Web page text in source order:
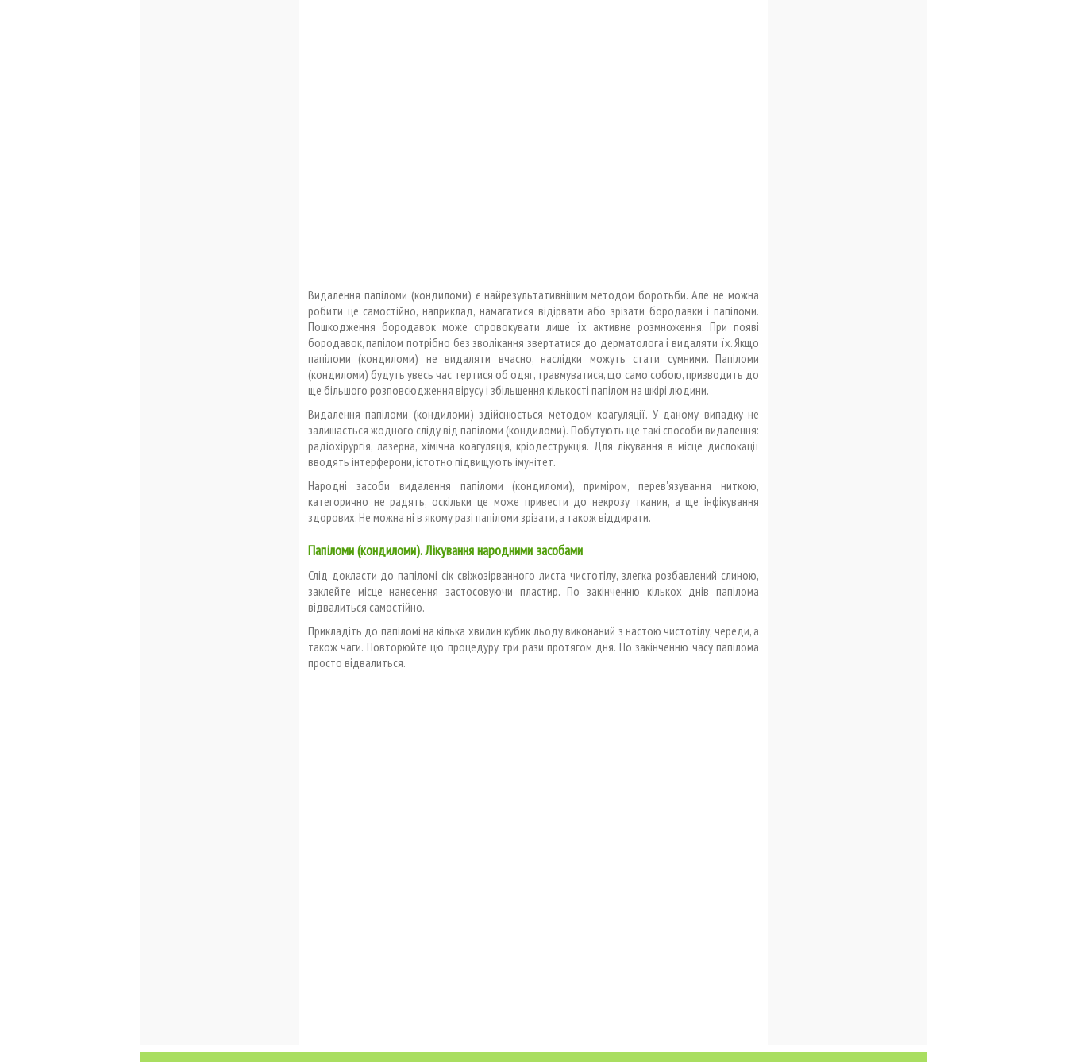
Видалення папіломи (кондиломи) є найрезультативнішим методом боротьби. Але не можна
робити це самостійно, наприклад, намагатися відірвати або зрізати бородавки і папіломи.
Пошкодження бородавок може спровокувати лише їх активне розмноження. При появі
бородавок, папілом потрібно без зволікання звертатися до дерматолога і видаляти їх. Якщо
папіломи (кондиломи) не видаляти вчасно, наслідки можуть стати сумними. Папіломи
(кондиломи) будуть увесь час тертися об одяг, травмуватися, що само собою, призводить до
ще більшого розповсюдження вірусу і збільшення кількості папілом на шкірі людини.
Видалення папіломи (кондиломи) здійснюється методом коагуляції. У даному випадку не
залишається жодного сліду від папіломи (кондиломи). Побутують ще такі способи видалення:
радіохірургія, лазерна, хімічна коагуляція, кріодеструкція. Для лікування в місце дислокації
вводять інтерферони, істотно підвищують імунітет.
Народні засоби видалення папіломи (кондиломи), приміром, перев'язування ниткою,
категорично не радять, оскільки це може привести до некрозу тканин, а ще інфікування
здорових. Не можна ні в якому разі папіломи зрізати, а також віддирати.
Папіломи (кондиломи). Лікування народними засобами
Слід докласти до папіломі сік свіжозірванного листа чистотілу, злегка розбавлений слиною,
заклейте місце нанесення застосовуючи пластир. По закінченню кількох днів папілома
відвалиться самостійно.
Прикладіть до папіломі на кілька хвилин кубик льоду виконаний з настою чистотілу, череди, а
також чаги. Повторюйте цю процедуру три рази протягом дня. По закінченню часу папілома
просто відвалиться.